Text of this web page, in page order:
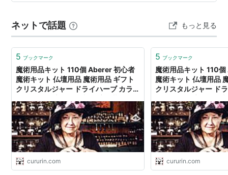
ネットで話題 もっと見る
5 ブックマーク
魔術用品キット 110個 Aberer 初心者
魔術キット 仏壇用品 魔術用品 ギフト
クリスタルジャー ドライハーブ カラー
スピリチュアルアイテム 【完璧な魔法
のような贈り物】 | 魔術
Seven_Angels
cururin.com
5 ブックマーク
魔術用品キット 110
魔術キット 仏壇用品
クリスタルジャー ド
スピリチュアルアイ
のような贈り物】 |
cururin.com